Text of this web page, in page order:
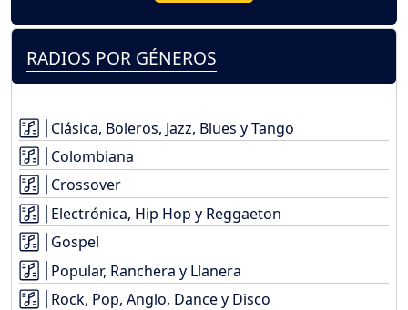
RADIOS POR GÉNEROS
Clásica, Boleros, Jazz, Blues y Tango
Colombiana
Crossover
Electrónica, Hip Hop y Reggaeton
Gospel
Popular, Ranchera y Llanera
Rock, Pop, Anglo, Dance y Disco